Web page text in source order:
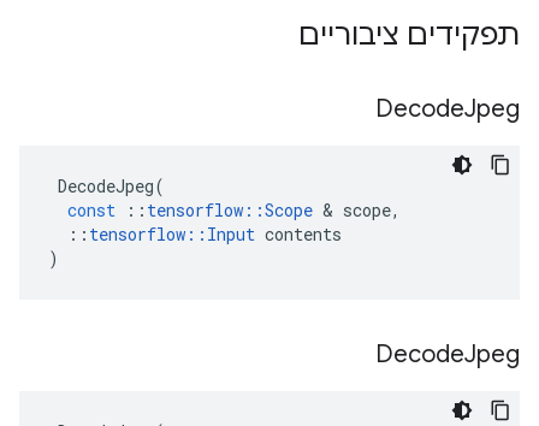
תפקידים ציבוריים
DecodeJpeg
DecodeJpeg(
const
:: tensorflow ::Scope & scope,
:: tensorflow :: Input contents
)
DecodeJpeg